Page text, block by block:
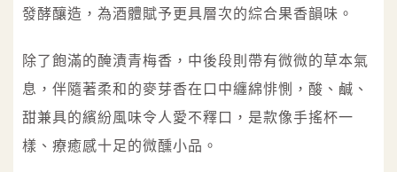
發酵釀造，為酒體賦予更具層次的綜合果香韻味。
除了飽滿的醃漬青梅香，中後段則帶有微微的草本氣
息，伴隨著柔和的麥芽香在口中纏綿悱惻，酸、鹹、
甜兼具的繽紛風味令人愛不釋口，是款像手搖杯一
樣、療癒感十足的微醺小品。